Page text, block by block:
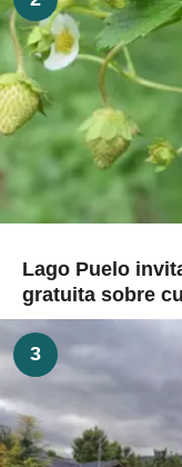
Lago Puelo
gratuita sobre
3